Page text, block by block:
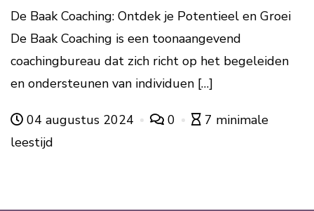
De Baak Coaching: Ontdek je Potentieel en Groei
De Baak Coaching is een toonaangevend
coachingbureau dat zich richt op het begeleiden
en ondersteunen van individuen […]
04 augustus 2024 0
7 minimale
leestijd